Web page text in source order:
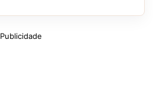
Publicidade